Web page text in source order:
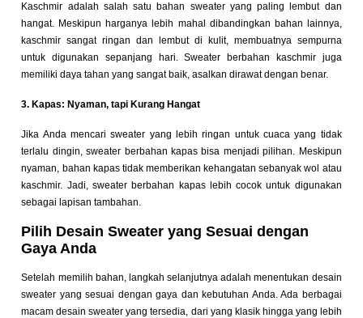
Kaschmir adalah salah satu bahan sweater yang paling lembut dan
hangat. Meskipun harganya lebih mahal dibandingkan bahan lainnya,
kaschmir sangat ringan dan lembut di kulit, membuatnya sempurna
untuk digunakan sepanjang hari. Sweater berbahan kaschmir juga
memiliki daya tahan yang sangat baik, asalkan dirawat dengan benar.
3. Kapas: Nyaman, tapi Kurang Hangat
Jika Anda mencari sweater yang lebih ringan untuk cuaca yang tidak
terlalu dingin, sweater berbahan kapas bisa menjadi pilihan. Meskipun
nyaman, bahan kapas tidak memberikan kehangatan sebanyak wol atau
kaschmir. Jadi, sweater berbahan kapas lebih cocok untuk digunakan
sebagai lapisan tambahan.
Pilih Desain Sweater yang Sesuai dengan
Gaya Anda
Setelah memilih bahan, langkah selanjutnya adalah menentukan desain
sweater yang sesuai dengan gaya dan kebutuhan Anda. Ada berbagai
macam desain sweater yang tersedia, dari yang klasik hingga yang lebih